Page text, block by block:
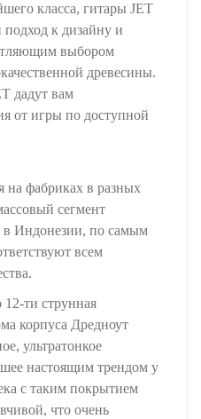
класса, гитары JET
к дизайну и
выбором
древесины.
дадут вам
от игры по доступной
на фабриках в разных
сегмент
в Индонезии, по самым
всем
12-ти струнная
корпуса Дредноут
ультратонкое
настоящим трендом у
с таким покрытием
что очень